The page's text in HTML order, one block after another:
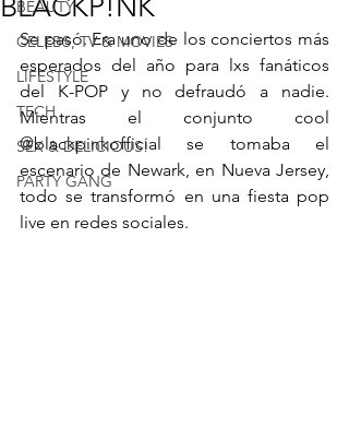
BEAUTY
CELEBS, TV & MOVIES
LIFESTYLE
TECH
SEX & DELICIOUS!
PARTY GANG
BLACKP!NK
Se pasó. Era uno de los conciertos más
esperados del año para lxs fanáticos
del K-POP y no defraudó a nadie.
Mientras el conjunto cool
@blackpinkofficial se tomaba el
escenario de Newark, en Nueva Jersey,
todo se transformó en una fiesta pop
live en redes sociales.